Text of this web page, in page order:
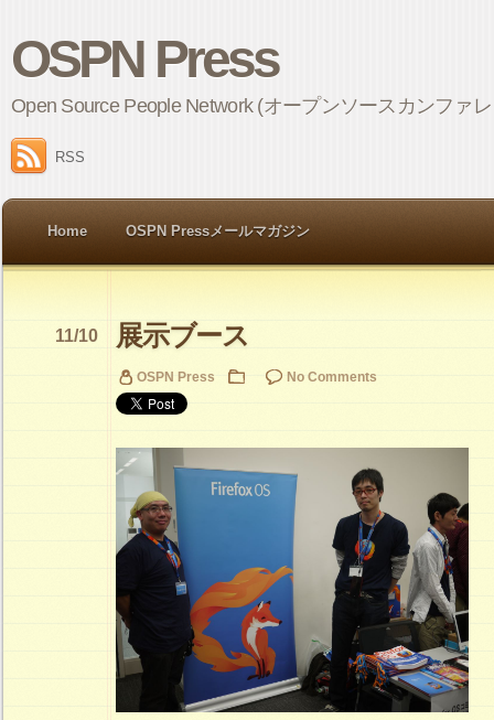
OSPN Press
Open Source People Network (オープンソースカンファ
RSS
Home OSPN Pressメールマガジン
展示ブース
11/10
OSPN Press No Comments